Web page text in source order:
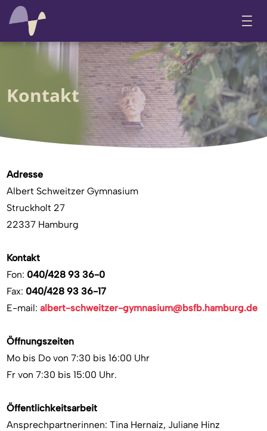
Kontakt
Adresse
Albert Schweitzer Gymnasium
Struckholt 27
22337 Hamburg
Kontakt
Fon: 040/428 93 36-0
Fax: 040/428 93 36-17
E-mail:albert-schweitzer-gymnasium@bsfb.hamburg.de
Öffnungszeiten
Mo bis Do von 7:30 bis 16:00 Uhr
Fr von 7:30 bis 15:00 Uhr.
Öffentlichkeitsarbeit
Ansprechpartnerinnen: Tina Hernaiz, Juliane Hinz